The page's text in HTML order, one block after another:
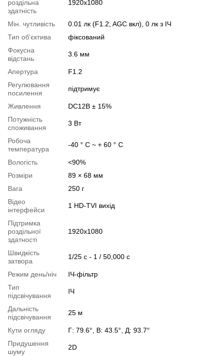
роздільна
здатність
1920x1080
Мін. чутливість
0.01 лк (F1.2, AGC вкл), 0 лк з ІЧ
Тип об'єктива
фіксований
Фокусна
відстань
3.6 мм
Апертура
F1.2
Регулювання
посилення
підтримує
Живлення
DC12В ± 15%
Потужність
споживання
3 Вт
Робоча
температура
-40 ° C ~ + 60 ° C
Вологість
<90%
Розміри
89 × 68 мм
Вага
250 г
Відео
інтерфейси
1 HD-TVI вихід
Підтримка
роздільної
здатності
1920x1080
Швидкість
затвора
1/25 с - 1 / 50,000 с
Режим день/ніч
ІЧ-фільтр
Тип
підсвічування
ІЧ
Дальність
підсвічування
25 м
Кути огляду
Г: 79.6°, В: 43.5°, Д: 93.7°
Придушення
шуму
2D